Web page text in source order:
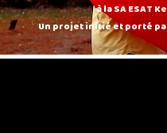
à la SA ESAT
Un projet initié et porté